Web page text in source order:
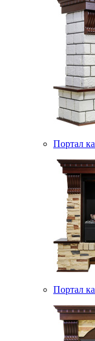
Портал
Портал